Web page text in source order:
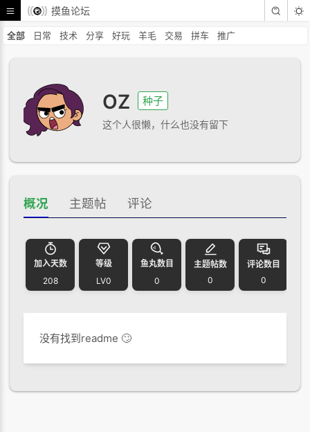
摸鱼论坛
全部 日常 技术 分享 好玩 羊毛 交易 拼车 推广
OZ 种子
这个人很懒，什么也没有留下
概况 主题帖 评论
加入天数
208
等级
LV0
鱼丸数目
0
主题帖数
0
评论数目
0
没有找到readme 🙄